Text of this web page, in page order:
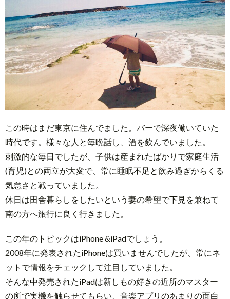
4.
2013
年
この時はまだ東京に住んでました。バーで深夜働いていた
時代です。様々な人と毎晩話し、酒を飲んでいました。
刺激的な毎日でしたが、子供は産まれたばかりで家庭生活
(育児)との両立が大変で、常に睡眠不足と飲み過ぎからくる
気怠さと戦っていました。
休日は田舎暮らしをしたいという妻の希望で下見を兼ねて
南の方へ旅行に良く行きました。
この年のトピックはiPhone &iPadでしょう。
2008年に発表されたiPhoneは買いませんでしたが、常にネ
ットで情報をチェックして注目していました。
そんな中発売されたiPadは新しもの好きの近所のマスター
の所で実機を触らせてもらい、音楽アプリのあまりの面白